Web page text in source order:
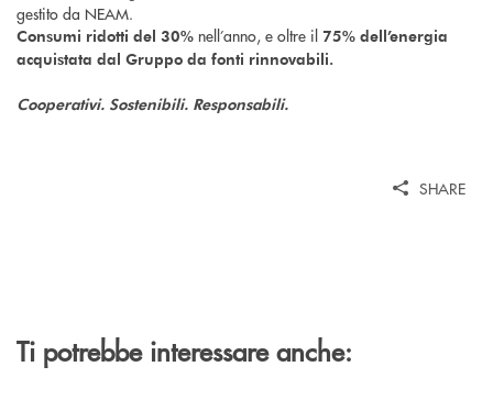
gestito da NEAM.
Consumi ridotti del 30% nell’anno, e oltre il 75% dell’energia
acquistata dal Gruppo da fonti rinnovabili.
Cooperativi. Sostenibili. Responsabili.
SHARE
Ti potrebbe interessare anche: